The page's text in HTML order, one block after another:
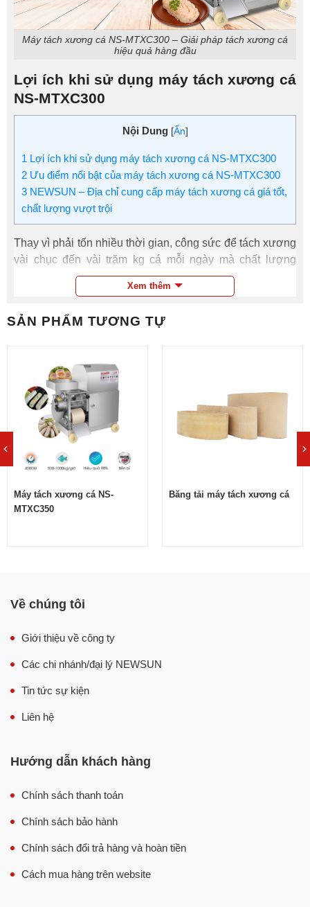
Máy tách xương cá NS-MTXC300 – Giải pháp tách xương cá
hiệu quả hàng đầu
Lợi ích khi sử dụng máy tách xương cá
NS-MTXC300
Nội Dung [Ẩn]
1 Lợi ích khi sử dụng máy tách xương cá NS-MTXC300
2 Ưu điểm nổi bật của máy tách xương cá NS-MTXC300
3 NEWSUN – Địa chỉ cung cấp máy tách xương cá giá tốt,
chất lượng vượt trội
Thay vì phải tốn nhiều thời gian, công sức để tách xương
vài chục đến vài trăm kg cá mỗi ngày mà chất lượng
chưa chắc đã đảm bảo thì hiện nay nhiều cơ sở chế biến
đã chuyển sang sử dụng máy tách xương cá NS-
lượng thành phẩm.
tối ưu hoàn toàn và mang đến cho người dùng nhiều lợi
ích vượt trội như:
Tách xương số lượng lớn cá, năng suất lên tới 300-
500kg/h.
Tách sạch tỷ lệ lên tới 98% xương, da, vảy cá.
bỏ ruột và bỏ đầu cá.
nhỏ và tôm có vỏ không quá cứng,…
Xem thêm
SẢN PHẨM TƯƠNG TỰ
Máy tách xương cá NS-
MTXC350
Băng tải máy tách xương cá
Về chúng tôi
Giới thiệu về công ty
Các chi nhánh/đại lý NEWSUN
Tin tức sự kiện
Liên hệ
Hướng dẫn khách hàng
Chính sách thanh toán
Chính sách bảo hành
Chính sách đổi trả hàng và hoàn tiền
Cách mua hàng trên website